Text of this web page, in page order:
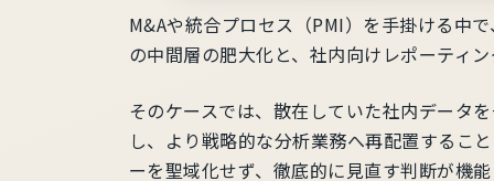
M&Aや統合プロセス（PMI）を手掛ける中
の中間層の肥大化と、社内向けレポーティ
そのケースでは、散在していた社内データ
し、より戦略的な分析業務へ再配置するこ
ーを聖域化せず、徹底的に見直す判断が機